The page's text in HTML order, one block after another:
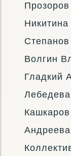
Волгин
Гладкий